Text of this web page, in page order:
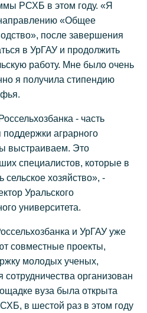
РСХБ в этом году. «Я
«Общее
после завершения
в УрГАУ и продолжить
работу. Мне было очень
я получила стипендию
- часть
аграрного
выстраиваем. Это
специалистов, которые в
сельское хозяйство», -
Уральского
университета.
и УрГАУ уже
совместные проекты,
молодых ученых,
сотрудничества организован
вуза была открыта
в шестой раз в этом году